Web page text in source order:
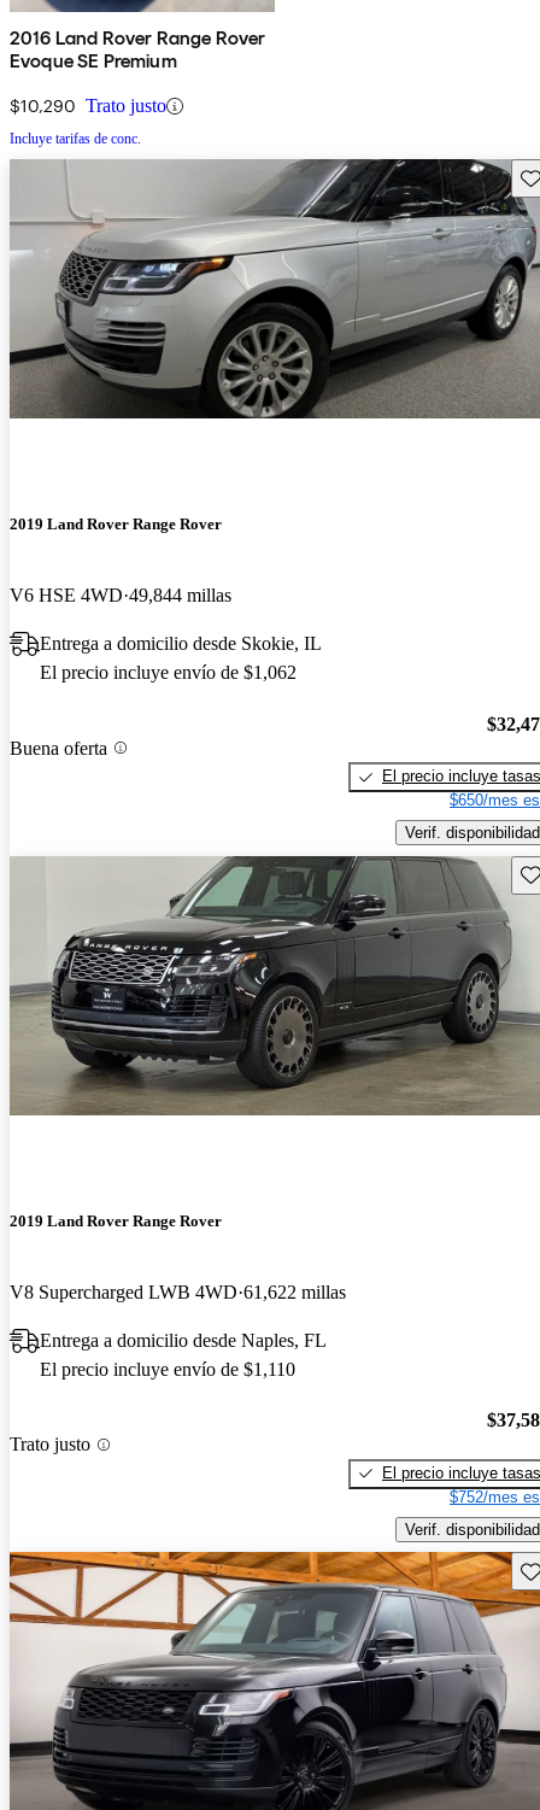
2016 Land Rover Range Rover
Evoque SE Premium
$10,290 Trato justo
Incluye tarifas de conc.
2019 Land Rover Range Rover
V6 HSE 4WD 49,844 millas
Entrega a domicilio desde Skokie, IL
El precio incluye envío de $1,062
Buena oferta
El precio incluye tasas
$650/mes
Verif. disponibilidad
2019 Land Rover Range Rover
V8 Supercharged LWB 4WD 61,622 millas
Entrega a domicilio desde Naples, FL
El precio incluye envío de $1,110
Trato justo
El precio incluye tasas
$752/mes
Verif. disponibilidad